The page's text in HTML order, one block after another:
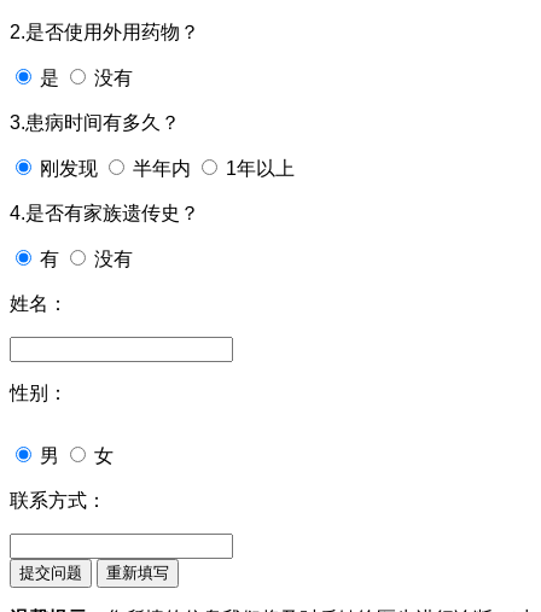
2.是否使用外用药物？
是 没有
3.患病时间有多久？
刚发现 半年内 1年以上
4.是否有家族遗传史？
有 没有
姓名：
性别：
男 女
联系方式：